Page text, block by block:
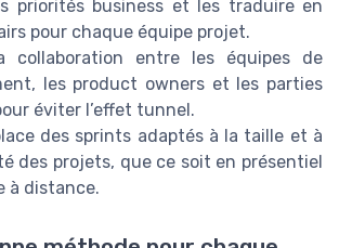
priorités business et les traduire en
pour chaque équipe projet.
collaboration entre les équipes de
les product owners et les parties
éviter l’effet tunnel.
des sprints adaptés à la taille et à
des projets, que ce soit en présentiel
à distance.